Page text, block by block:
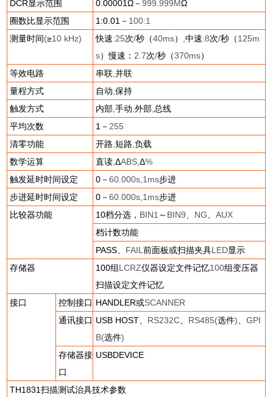
DCR显示范围 0.00001Ω－999.999MΩ
圈数比显示范围
1:0.01 － 100:1
测量时间(≥10 kHz) 快速:25次/秒（40ms） ,中速:8次/秒（125m
s）慢速： 2.7次/秒（370ms）
等效电路
串联 ,并联
量程方式
自动 ,保持
触发方式
内部 ,手动 ,外部 总线
平均次数
1 － 255
清零功能
开路 ,短路 ,负载
数学运算
直读 ,ΔABS,Δ%
触发延时时间设定
0 －60.000s,1ms步进
步进延时时间设定
0 －60.000s,1ms步进
比较器功能
10档分选， BIN1 ～ BIN9 NG 、AUX
档计数功能
PASS
FAIL前面板或扫描夹具LED显示
存储器
100组LCRZ仪器设定文件记忆100组变压器
扫描设定文件记忆
接口
控制接口 HANDLER或SCANNER
通讯接口 USB HOST RS232C RS485(选件) 、GPI
B(选件)
存储器接
口
USBDEVICE
TH1831扫描测试治具技术参数